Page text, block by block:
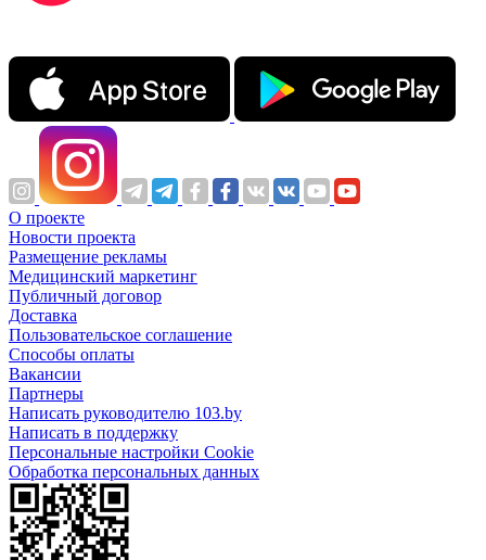
О проекте
Новости проекта
Размещение рекламы
Медицинский маркетинг
Публичный договор
Доставка
Пользовательское соглашение
Способы оплаты
Вакансии
Партнеры
Написать руководителю 103.by
Написать в поддержку
Персональные настройки Cookie
Обработка персональных данных